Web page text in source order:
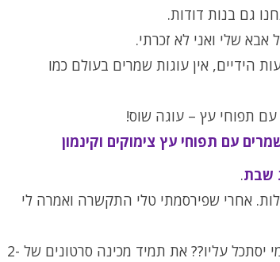
גם בנות דודות.
שלי ואני לא זכרתי.
הידיים, אין עוגות שמרים בעולם כמו
תפוחי עץ – עוגה שוס!
עם תפוחי עץ צימוקים וקינמון
שבת.
אחרי שפירסמתי טלי התקשרה ואמרה לי
שאפרסם סרט באורך 25 דקות. מי יסתכל עליו?? את תמיד מכינה סרטונים של 2-